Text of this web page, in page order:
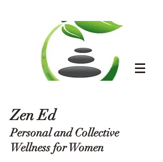
Zen Ed
Personal and Collective
Wellness for Women